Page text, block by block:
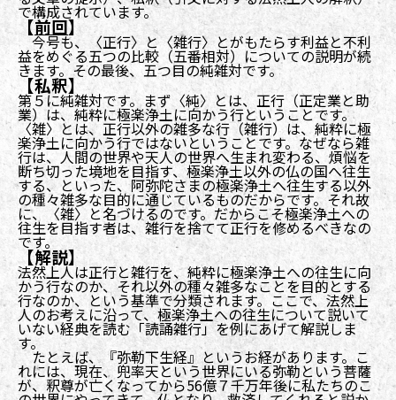
で構成されています。
【前回】
今号も、〈正行〉と〈雑行〉とがもたらす利益と不利
益をめぐる五つの比較（五番相対）についての説明が続
きます。その最後、五つ目の純雑対です。
【私釈】
第５に純雑対です。まず〈純〉とは、正行（正定業と助
業）は、純粋に極楽浄土に向かう行ということです。
〈雑〉とは、正行以外の雑多な行（雑行）は、純粋に極
楽浄土に向かう行ではないということです。なぜなら雑
行は、人間の世界や天人の世界へ生まれ変わる、煩悩を
断ち切った境地を目指す、極楽浄土以外の仏の国へ往生
する、といった、阿弥陀さまの極楽浄土へ往生する以外
の種々雑多な目的に通じているものだからです。それ故
に、〈雑〉と名づけるのです。だからこそ極楽浄土への
往生を目指す者は、雑行を捨てて正行を修めるべきなの
です。
【解説】
法然上人は正行と雑行を、純粋に極楽浄土への往生に向
かう行なのか、それ以外の種々雑多なことを目的とする
行なのか、という基準で分類されます。ここで、法然上
人のお考えに沿って、極楽浄土への往生について説いて
いない経典を読む「読誦雑行」を例にあげて解説しま
す。
たとえば、『弥勒下生経』というお経があります。こ
れには、現在、兜率天という世界にいる弥勒という菩薩
が、釈尊が亡くなってから56億７千万年後に私たちのこ